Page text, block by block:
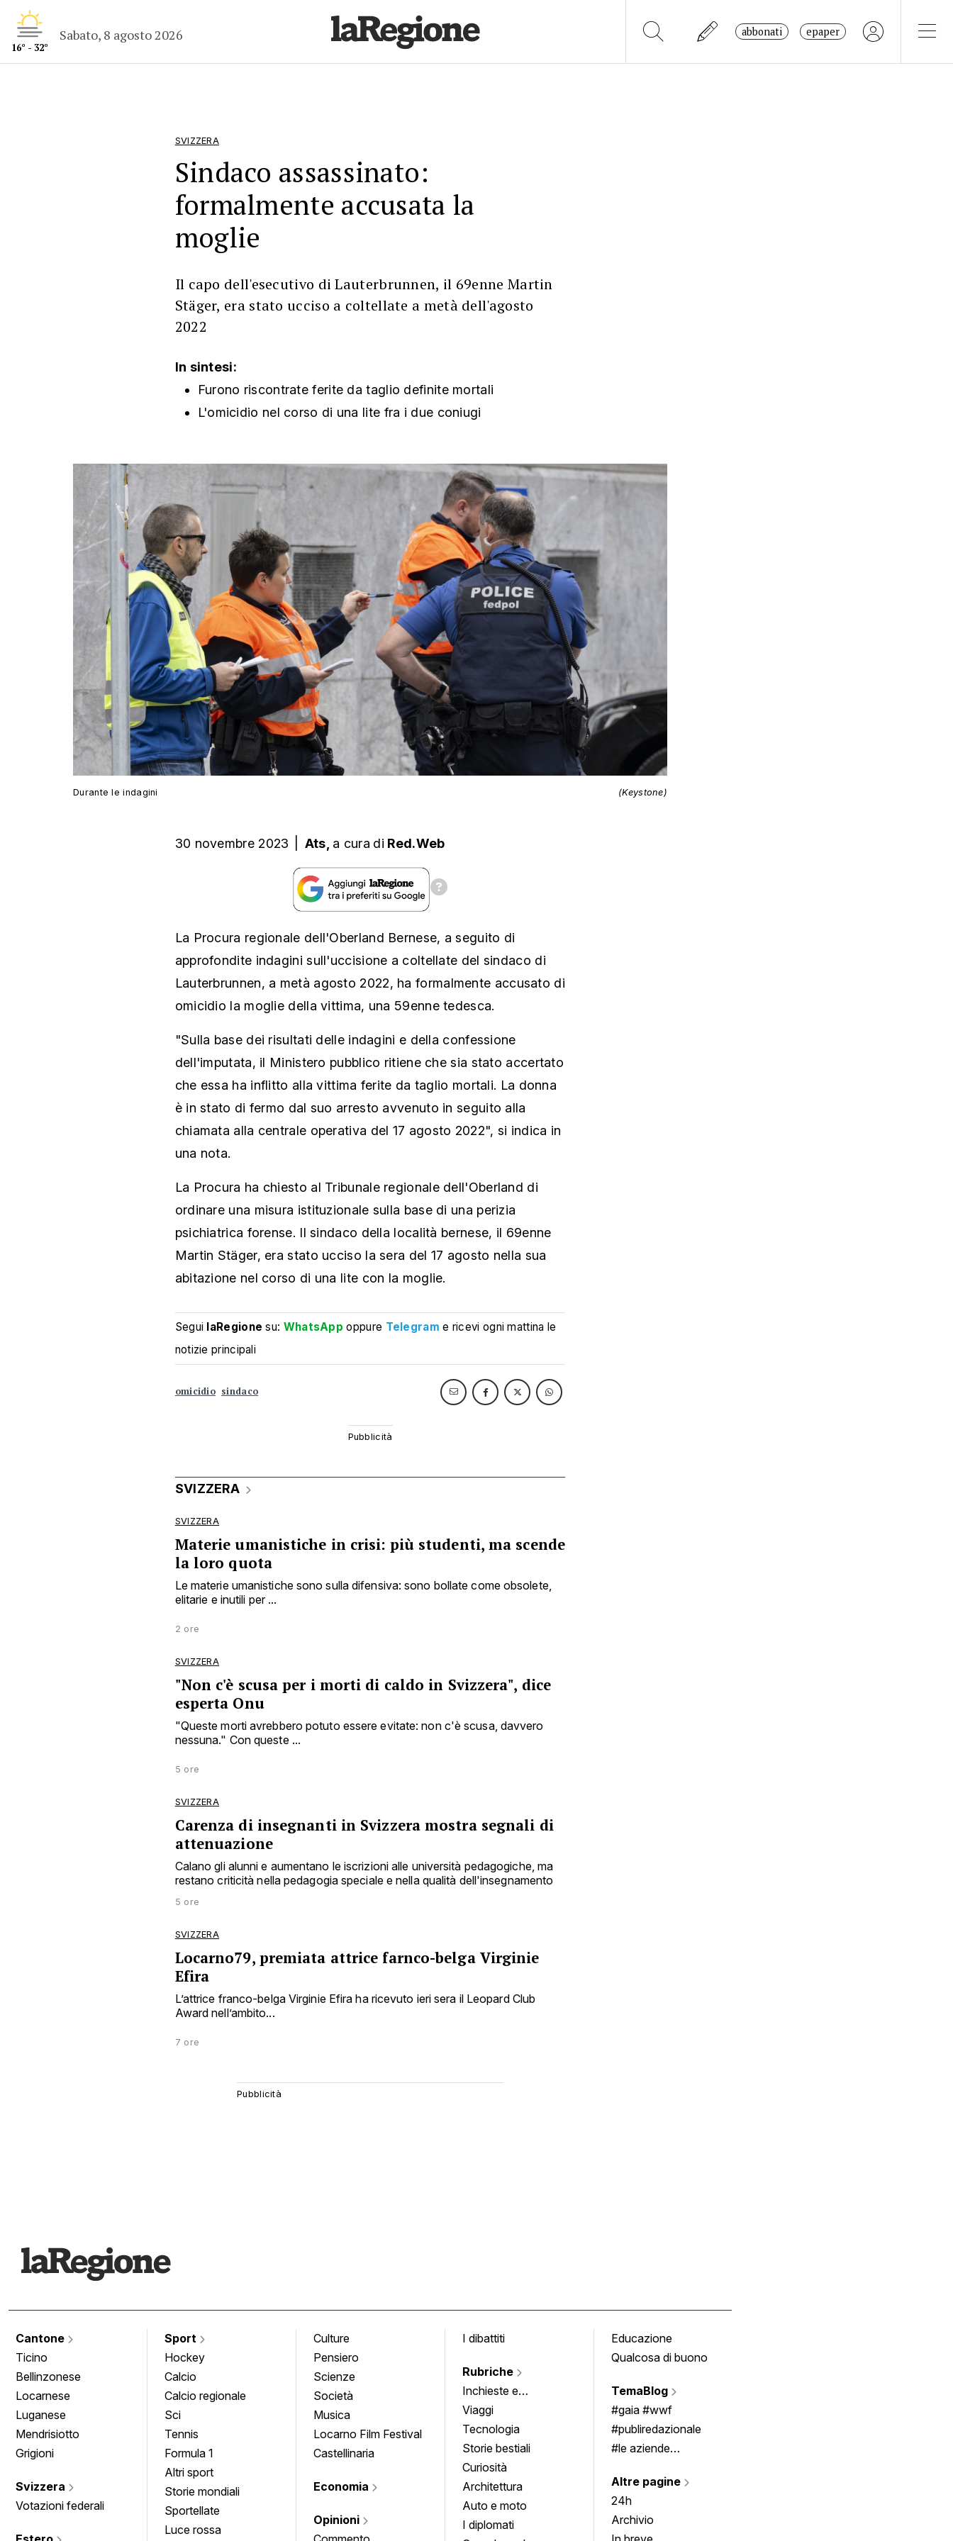
16° - 32°
Sabato, 8 agosto 2026 abbonati epaper
SVIZZERA
Sindaco assassinato:
formalmente accusata la
moglie
Il capo dell'esecutivo di Lauterbrunnen, il 69enne Martin
Stäger, era stato ucciso a coltellate a metà dell'agosto
2022
In sintesi:
Furono riscontrate ferite da taglio definite mortali
L'omicidio nel corso di una lite fra i due coniugi
Durante le indagini (Keystone)
30 novembre 2023 Ats, a cura di Red.Web
La Procura regionale dell'Oberland Bernese, a seguito di
approfondite indagini sull'uccisione a coltellate del sindaco di
Lauterbrunnen, a metà agosto 2022, ha formalmente accusato di
omicidio la moglie della vittima, una 59enne tedesca.
"Sulla base dei risultati delle indagini e della confessione
dell'imputata, il Ministero pubblico ritiene che sia stato accertato
che essa ha inflitto alla vittima ferite da taglio mortali. La donna
è in stato di fermo dal suo arresto avvenuto in seguito alla
chiamata alla centrale operativa del 17 agosto 2022", si indica in
una nota.
La Procura ha chiesto al Tribunale regionale dell'Oberland di
ordinare una misura istituzionale sulla base di una perizia
psichiatrica forense. Il sindaco della località bernese, il 69enne
Martin Stäger, era stato ucciso la sera del 17 agosto nella sua
abitazione nel corso di una lite con la moglie.
Segui laRegione su: WhatsApp oppure Telegram e ricevi ogni mattina le
notizie principali
omicidio sindaco
SVIZZERA
SVIZZERA
Materie umanistiche in crisi: più studenti, ma scende
la loro quota
Le materie umanistiche sono sulla difensiva: sono bollate come obsolete,
elitarie e inutili per ...
2 ore
SVIZZERA
"Non c'è scusa per i morti di caldo in Svizzera", dice
esperta Onu
"Queste morti avrebbero potuto essere evitate: non c'è scusa, davvero
nessuna." Con queste ...
5 ore
SVIZZERA
Carenza di insegnanti in Svizzera mostra segnali di
attenuazione
Calano gli alunni e aumentano le iscrizioni alle università pedagogiche, ma
restano criticità nella pedagogia speciale e nella qualità dell'insegnamento
5 ore
SVIZZERA
Locarno79, premiata attrice farnco-belga Virginie
Efira
L’attrice franco-belga Virginie Efira ha ricevuto ieri sera il Leopard Club
Award nell’ambito...
7 ore
Cantone
Ticino
Bellinzonese
Locarnese
Luganese
Mendrisiotto
Grigioni
Svizzera
Votazioni federali
Sport
Hockey
Calcio
Calcio regionale
Sci
Tennis
Formula 1
Altri sport
Storie mondiali
Sportellate
Luce rossa
Culture
Pensiero
Scienze
Società
Musica
Locarno Film Festival
Castellinaria
Economia
Opinioni
I dibattiti
Rubriche
Inchieste e
approfondimenti
Viaggi
Tecnologia
Storie bestiali
Curiosità
Architettura
Auto e moto
I diplomati
Educazione
Qualcosa di buono
TemaBlog
#gaia #wwf
#publiredazionale
#le aziende
Altre pagine
24h
Archivio